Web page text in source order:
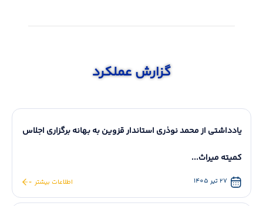
گزارش عملکرد
یادداشتی از محمد نوذری استاندار قزوین به بهانه برگزاری اجلاس
کمیته میراث...
27 تیر 1405 اطلاعات بیشتر